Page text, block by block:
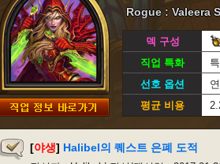
Rogue : Valeera
덱 구성
직업 특화
선호 옵션
평균 비용
[야생] Halibel의 퀘스트 은폐 도적